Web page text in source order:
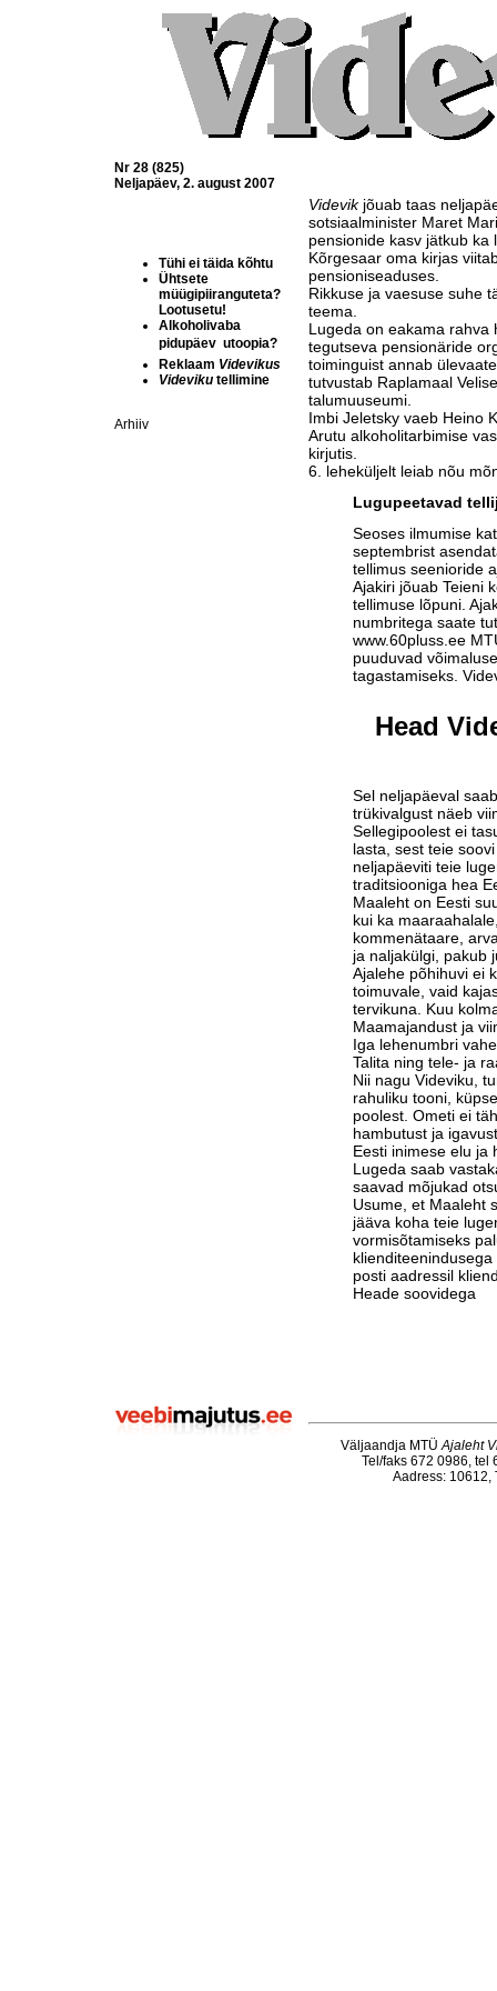
Nr 28 (825)
Neljapäev, 2. august 2007
Tühi ei täida kõhtu
Ühtsete
müügipiiranguteta?
Lootusetu!
Alkoholivaba
pidupäev  utoopia?
Reklaam Videvikus
Videviku tellimine
Arhiiv
Videvikjõuab taas
sotsiaalminister Maret
pensionide kasv jätkub ka
Kõrgesaar oma kirjas
pensioniseaduses.
Rikkuse ja vaesuse suhe
teema.
Lugeda on eakama rahva
tegutseva pensionäride
toiminguist annab
tutvustab Raplamaal
talumuuseumi.
Imbi Jeletsky vaeb Heino
Arutu alkoholitarbimise
kirjutis.
6. leheküljelt leiab nõu
Lugupeetavad
Seoses ilmumise
septembrist
tellimus seenioride
Ajakiri jõuab Teieni
tellimuse lõpuni.
numbritega saate
www.60pluss.ee
puuduvad
tagastamiseks.
Head
Sel neljapäeval
trükivalgust näeb
Sellegipoolest ei
lasta, sest teie
neljapäeviti teie
traditsiooniga hea
Maaleht on Eesti
kui ka
kommenätaare,
ja naljakülgi, pakub
Ajalehe põhihuvi ei
toimuvale, vaid
tervikuna. Kuu
Maamajandust ja
Iga lehenumbri
Talita ning tele- ja
Nii nagu Videviku,
rahuliku tooni,
poolest. Ometi ei
hambutust ja
Eesti inimese elu ja
Lugeda saab
saavad mõjukad
Usume, et Maaleht
jääva koha teie
vormisõtamiseks
posti aadressil
Heade soovidega
Väljaandja MTÜAjaleht
Tel/faks 672 0986, tel
Aadress: 10612,